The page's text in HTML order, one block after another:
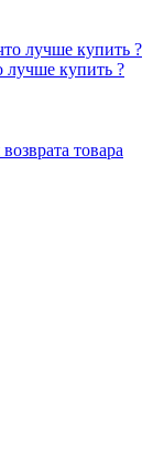
лучше купить ?
товара